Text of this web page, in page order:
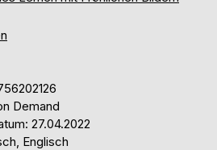
Demand
27.04.2022
Englisch